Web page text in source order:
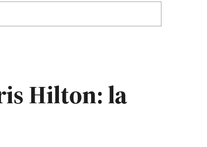
Hilton: la